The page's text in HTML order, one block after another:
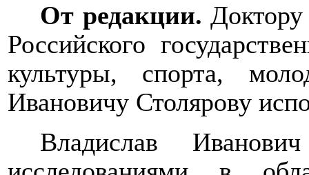
От редакции.
Российского
культуры, спорта,
Ивановичу Столярову
Владислав